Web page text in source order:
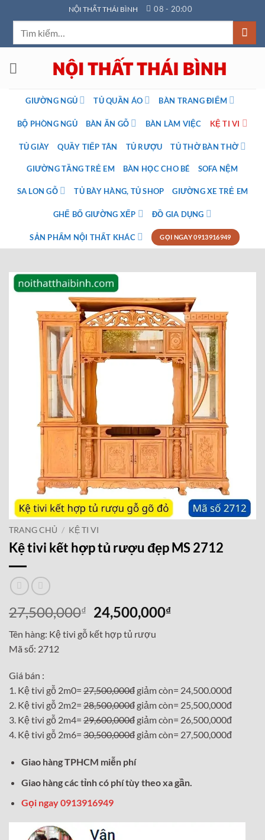
qua
dung
NỘI THẤT THÁI BÌNH 08 - 20:00
GIƯỜNG NGỦ TỦ QUẦN ÁO BÀN TRANG ĐIỂM
BỘ PHÒNG NGỦ BÀN ĂN GỖ BÀN LÀM VIỆC KỆ TI VI
TỦ GIÀY QUẦY TIẾP TÂN TỦ RƯỢU TỦ THỜ BÀN THỜ
GIƯỜNG TẦNG TRẺ EM BÀN HỌC CHO BÉ SOFA NỆM
SA LON GỖ TỦ BÀY HÀNG, TỦ SHOP GIƯỜNG XE TRẺ EM
GHẾ BỐ GIƯỜNG XẾP ĐỒ GIA DỤNG
SẢN PHẨM NỘI THẤT KHÁC GỌI NGAY 0913916949
TRANG CHỦ / KỆ TI VI
Kệ tivi kết hợp tủ rượu đẹp MS 2712
27,500,000₫
Giá
gốc
là:
24,500,000₫Giá
Tên hàng: Kệ tivi gỗ kết hợp tủ rượu
Mã số: 2712
Giá bán :
1. Kệ tivi gỗ 2m0= 27,500,000đ giảm còn= 24,500.000đ
2. Kệ tivi gỗ 2m2= 28,500,000đ giảm còn= 25,500,000đ
3. Kệ tivi gỗ 2m4= 29,600,000đ giảm còn= 26,500,000đ
4. Kệ tivi gỗ 2m6= 30,500,000đ giảm còn= 27,500,000đ
Giao hàng TPHCM miễn phí
Giao hàng các tỉnh có phí tùy theo xa gần.
Gọi ngay 0913916949